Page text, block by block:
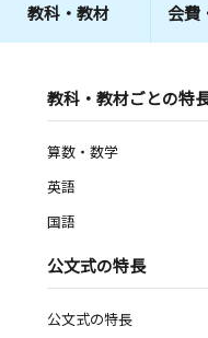
教科・教材 会費
教科・教材ごとの特
算数・数学
英語
国語
公文式の特長
公文式の特長